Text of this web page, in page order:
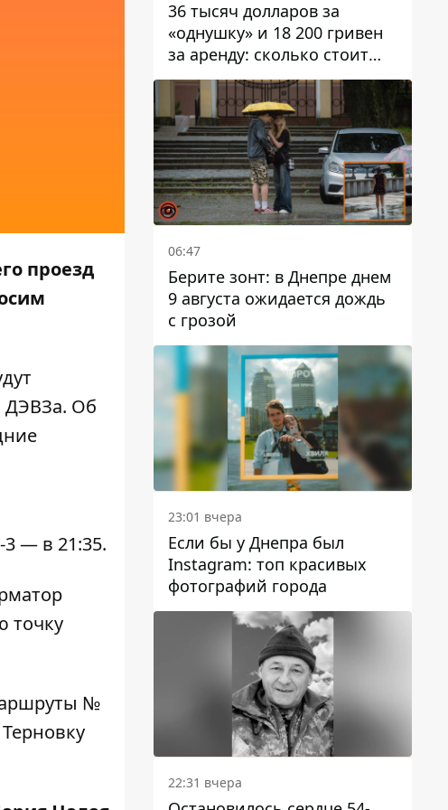
проезд
ДЭВЗа. Об
— в 21:35.
точку
№
36 тысяч долларов за
«однушку» и 18 200 гривен
за аренду: сколько стоит
жилье в Днепропетровской
области
06:47
Берите зонт: в Днепре днем ​​
9 августа ожидается дождь
с грозой
23:01 вчера
Если бы у Днепра был
Instagram: топ красивых
фотографий города
22:31 вчера